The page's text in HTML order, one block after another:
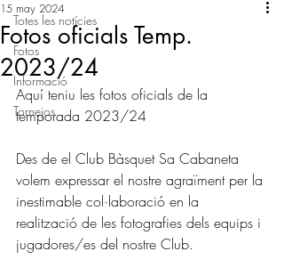
Totes les notícies
Fotos
Informació
Tornejos
Fotos oficials Temp.
2023/24
15 may 2024
Aquí teniu les fotos oficials de la
temporada 2023/24
Des de el Club Bàsquet Sa Cabaneta
volem expressar el nostre agraïment per la
inestimable col·laboració en la
realització de les fotografies dels equips i
jugadores/es del nostre Club.